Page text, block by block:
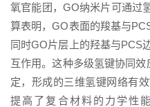
氧官能团，GO纳米片可通过
算表明，GO表面的羧基与
同时GO片层上的羟基与PCS
互作用。这种多级氢键协同
定，形成的三维氢键网络有
提高了复合材料的力学性